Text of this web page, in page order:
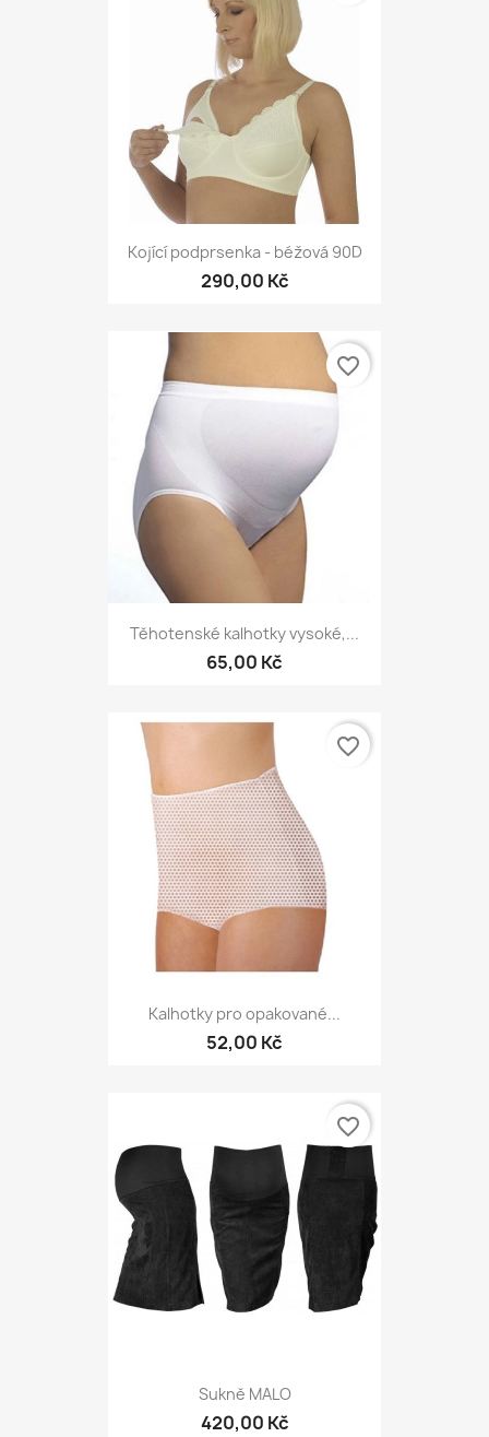
Kojící podprsenka - béžová 90D
290,00 Kč
Těhotenské kalhotky vysoké,...
65,00 Kč
favorite_border
Kalhotky pro opakované...
52,00 Kč
favorite_border
Sukně MALO
420,00 Kč
favorite_border